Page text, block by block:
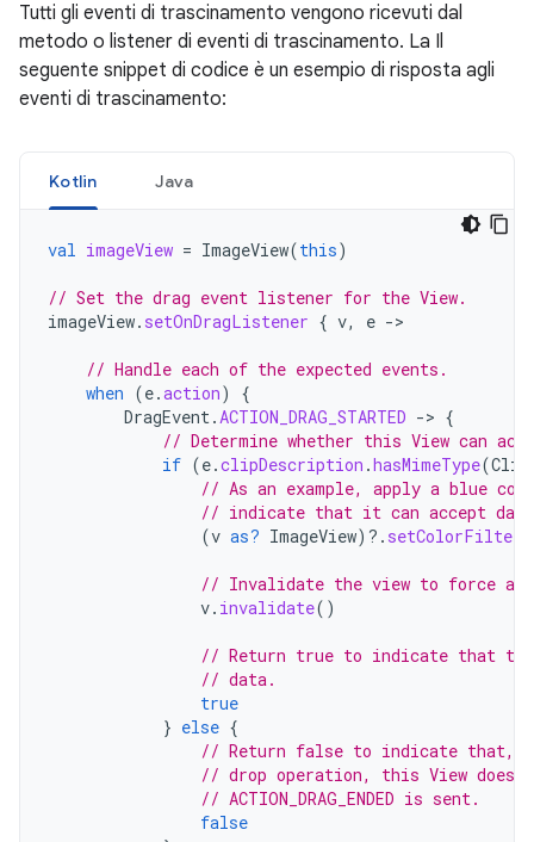
Tutti gli eventi di trascinamento vengono ricevuti dal
metodo o listener di eventi di trascinamento. La Il
seguente snippet di codice è un esempio di risposta agli
eventi di trascinamento:
Kotlin Java
val imageView = ImageView(this)
// Set the drag event listener for the View.
imageView. setOnDragListener { v, e ->
// Handle each of the expected events.
when (e.action)
{
DragEvent.ACTION_DRAG_STARTED -> {
// Determine whether this View can
if (e.clipDescription .hasMimeType(
// As an example, apply a blue
// indicate that it can accept
(v as? ImageView) ?. setColorFilter
// Invalidate the view to force a
v. invalidate()
// Return true to indicate that the
// data.
true
} else {
// Return false to indicate that,
// drop operation, this View
// ACTION_DRAG_ENDED is sent.
false